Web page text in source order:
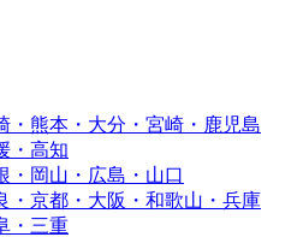
・熊本・大分・宮崎・鹿児島
・高知
・岡山・広島・山口
・京都・大阪・和歌山・兵庫
・三重